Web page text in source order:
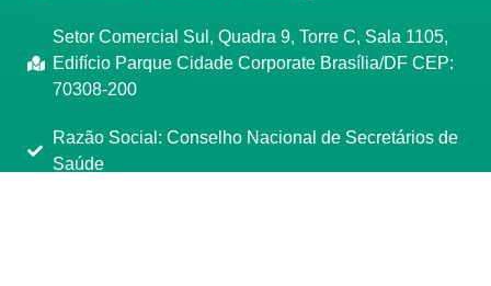
Setor Comercial Sul, Quadra 9, Torre C, Sala 1105,
Edifício Parque Cidade Corporate Brasília/DF CEP:
70308-200
Razão Social: Conselho Nacional de Secretários de
Saúde